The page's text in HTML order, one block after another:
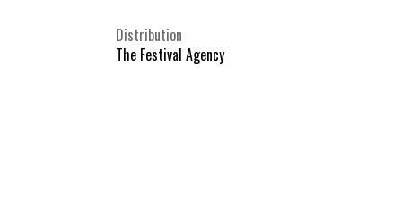
Distribution
The Festival Agency